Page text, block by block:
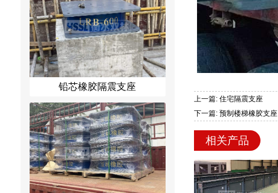
铅芯橡胶隔震支座
上一篇: 住宅隔震支座
下一篇: 预制楼梯橡胶支座
相关产品